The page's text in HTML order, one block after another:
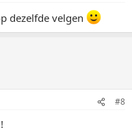
dezelfde velgen
#8